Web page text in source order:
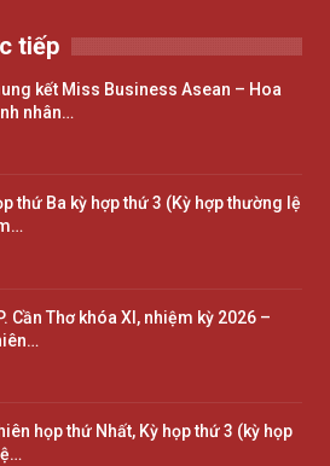
tiếp
kết Miss Business Asean – Hoa
nhân…
thứ Ba kỳ hợp thứ 3 (Kỳ hợp thường lệ
Cần Thơ khóa XI, nhiệm kỳ 2026 –
họp thứ Nhất, Kỳ họp thứ 3 (kỳ họp